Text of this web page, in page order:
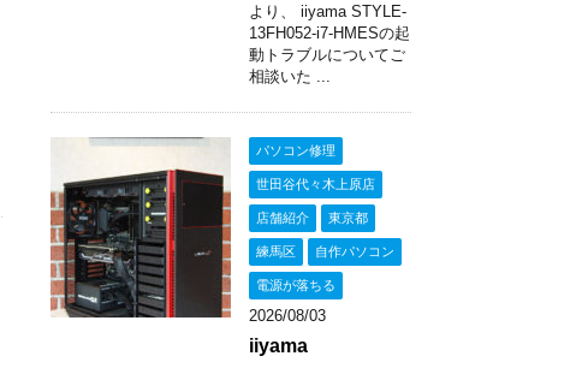
より、 iiyama STYLE-
13FH052-i7-HMESの起
動トラブルについてご
相談いた ...
パソコン修理
世田谷代々木上原店
店舗紹介 東京都
練馬区 自作パソコン
電源が落ちる
2026/08/03
iiyama